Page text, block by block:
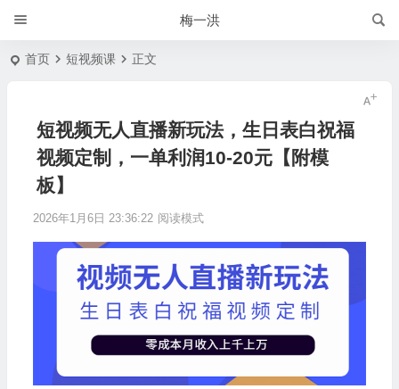
梅一洪
首页 短视频课 正文
短视频无人直播新玩法，生日表白祝福
视频定制，一单利润10-20元【附模
板】
2026年1月6日 23:36:22 阅读模式